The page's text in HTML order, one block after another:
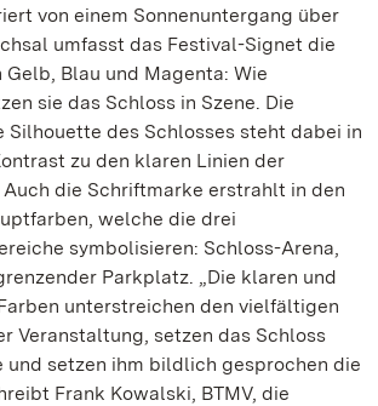
von einem Sonnenuntergang über
umfasst das Festival-Signet die
Blau und Magenta: Wie
sie das Schloss in Szene. Die
Silhouette des Schlosses steht dabei in
zu den klaren Linien der
Auch die Schriftmarke erstrahlt in den
welche die drei
symbolisieren: Schloss-Arena,
Parkplatz. „Die klaren und
unterstreichen den vielfältigen
Veranstaltung, setzen das Schloss
und setzen ihm bildlich gesprochen die
Frank Kowalski, BTMV, die